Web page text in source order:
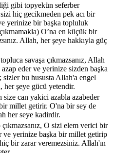
gibi topyekün seferber
hiç gecikmeden pek acı bir
yerinize bir başka topluluk
O’na en küçük bir
Allah, her şeye hakkıyla güç
savaşa çıkmazsanız, Allah
eder ve yerinize sizden başka
bu hususta Allah'a engel
her şeye gücü yetendir.
can yakici azabla azabeder
millet getirir. O'na bir sey de
her seye kadirdir.
O sizi elem verici bir
ve yerinize başka bir millet getirip
bir zarar veremezsiniz. Allah'ın